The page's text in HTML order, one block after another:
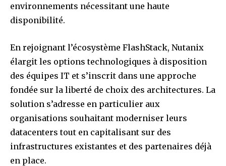
environnements nécessitant une haute
disponibilité.
En rejoignant l’écosystème FlashStack, Nutanix
élargit les options technologiques à disposition
des équipes IT et s’inscrit dans une approche
fondée sur la liberté de choix des architectures. La
solution s’adresse en particulier aux
organisations souhaitant moderniser leurs
datacenters tout en capitalisant sur des
infrastructures existantes et des partenaires déjà
en place.